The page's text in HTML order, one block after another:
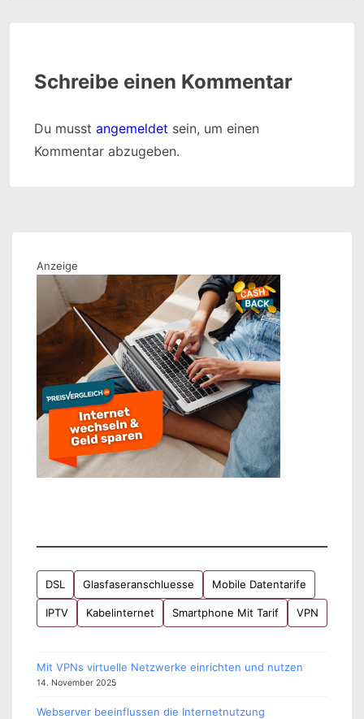
Schreibe einen Kommentar
Du musst angemeldet sein, um einen
Kommentar abzugeben.
Anzeige
DSL Glasfaseranschluesse Mobile Datentarife
IPTV Kabelinternet Smartphone Mit Tarif VPN
Mit VPNs virtuelle Netzwerke einrichten und nutzen
14. November 2025
Webserver beeinflussen die Internetnutzung